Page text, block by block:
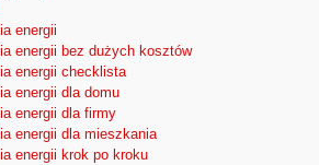
energii
energii bez dużych kosztów
energii checklista
energii dla domu
energii dla firmy
energii dla mieszkania
energii krok po kroku